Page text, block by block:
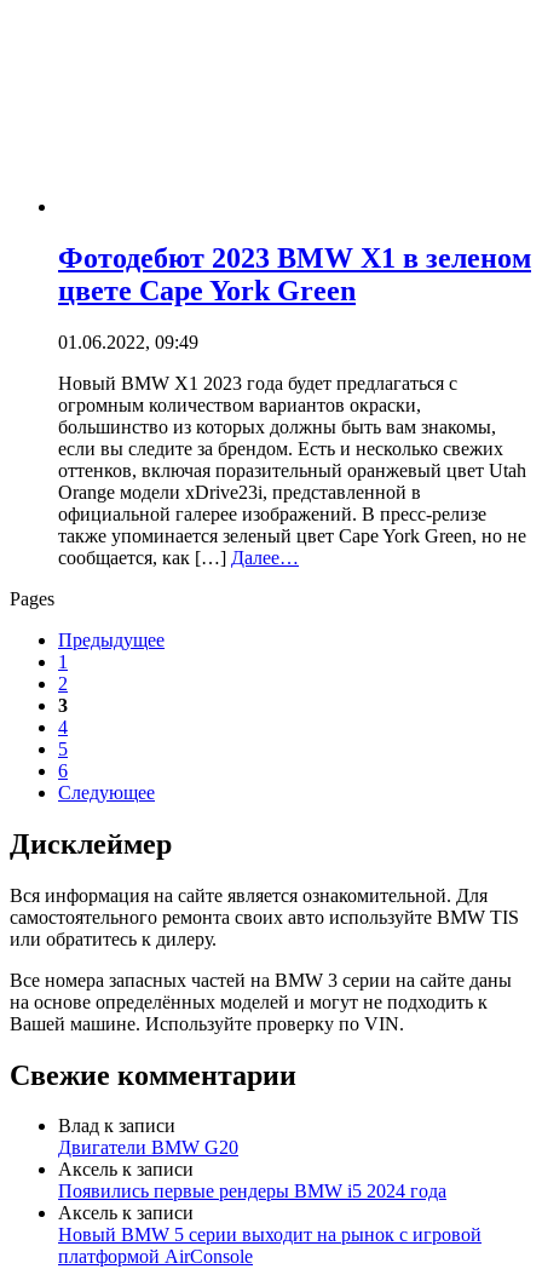
Фотодебют 2023 BMW X1 в зеленом
цвете Cape York Green
01.06.2022, 09:49
Новый BMW X1 2023 года будет предлагаться с
огромным количеством вариантов окраски,
большинство из которых должны быть вам знакомы,
если вы следите за брендом. Есть и несколько свежих
оттенков, включая поразительный оранжевый цвет Utah
Orange модели xDrive23i, представленной в
официальной галерее изображений. В пресс-релизе
также упоминается зеленый цвет Cape York Green, но не
сообщается, как […] Далее…
Pages
Предыдущее
1
2
3
4
5
6
Следующее
Дисклеймер
Вся информация на сайте является ознакомительной. Для
самостоятельного ремонта своих авто используйте BMW TIS
или обратитесь к дилеру.
Все номера запасных частей на BMW 3 серии на сайте даны
на основе определённых моделей и могут не подходить к
Вашей машине. Используйте проверку по VIN.
Свежие комментарии
Влад к записи
Двигатели BMW G20
Аксель к записи
Появились первые рендеры BMW i5 2024 года
Аксель к записи
Новый BMW 5 серии выходит на рынок с игровой
платформой AirConsole